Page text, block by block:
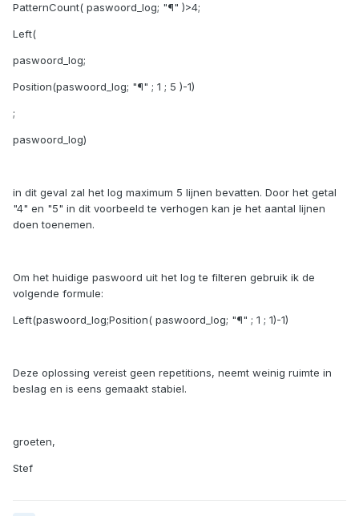
PatternCount( paswoord_log; "¶" )>4;
Left(
paswoord_log;
Position(paswoord_log; "¶" ; 1 ; 5 )-1)
;
paswoord_log)
in dit geval zal het log maximum 5 lijnen bevatten. Door het getal
"4" en "5" in dit voorbeeld te verhogen kan je het aantal lijnen
doen toenemen.
Om het huidige paswoord uit het log te filteren gebruik ik de
volgende formule:
Left(paswoord_log;Position( paswoord_log; "¶" ; 1 ; 1)-1)
Deze oplossing vereist geen repetitions, neemt weinig ruimte in
beslag en is eens gemaakt stabiel.
groeten,
Stef